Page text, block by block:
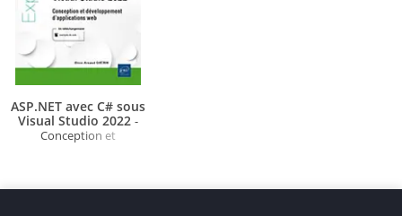
ASP.NET avec C# sous
Visual Studio 2022 -
Conception et